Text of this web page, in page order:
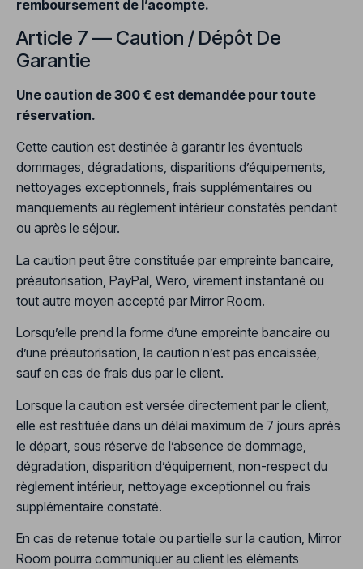
remboursement de l’acompte.
Article 7 — Caution / Dépôt De
Garantie
Une caution de 300 € est demandée pour toute
réservation.
Cette caution est destinée à garantir les éventuels
dommages, dégradations, disparitions d’équipements,
nettoyages exceptionnels, frais supplémentaires ou
manquements au règlement intérieur constatés pendant
ou après le séjour.
La caution peut être constituée par empreinte bancaire,
préautorisation, PayPal, Wero, virement instantané ou
tout autre moyen accepté par Mirror Room.
Lorsqu’elle prend la forme d’une empreinte bancaire ou
d’une préautorisation, la caution n’est pas encaissée,
sauf en cas de frais dus par le client.
Lorsque la caution est versée directement par le client,
elle est restituée dans un délai maximum de 7 jours après
le départ, sous réserve de l’absence de dommage,
dégradation, disparition d’équipement, non-respect du
règlement intérieur, nettoyage exceptionnel ou frais
supplémentaire constaté.
En cas de retenue totale ou partielle sur la caution, Mirror
Room pourra communiquer au client les éléments